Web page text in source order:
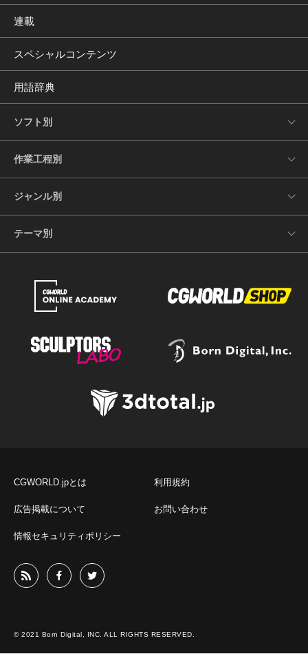
連載
スペシャルコンテンツ
用語辞典
ソフト別
作業工程別
ジャンル別
テーマ別
CGWORLD.jpとは 利用規約
広告掲載について お問い合わせ
情報セキュリティポリシー
© 2021 Born Digital, INC. ALL RIGHTS RESERVED.